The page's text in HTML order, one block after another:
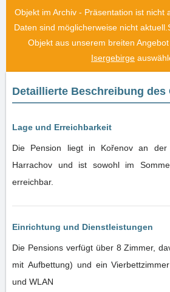
Objekt im Archiv - Präsentation ist nicht
Daten sind möglicherweise nicht aktuell.
Objekt aus unserem breiten Angebot
Isergebirge
Detaillierte Beschreibung des
Lage und Erreichbarkeit
Die Pension liegt in Kořenov an der
Harrachov und ist sowohl im
erreichbar.
Einrichtung und Dienstleistungen
Die Pensions verfügt über 8 Zimmer,
mit Aufbettung) und ein
und WLAN